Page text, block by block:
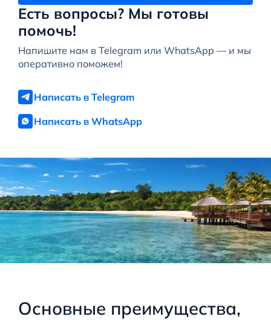
Есть вопросы? Мы готовы
помочь!
Напишите нам в Telegram или WhatsApp — и мы
оперативно поможем!
Написать в Telegram
Написать в WhatsApp
Основные преимущества,